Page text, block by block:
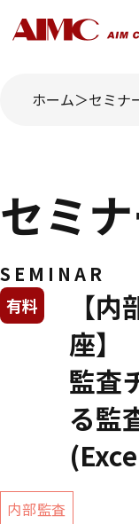
ホーム セミナ
セミ
SEMINAR
【
座】
監査
る監
有料
内部監査